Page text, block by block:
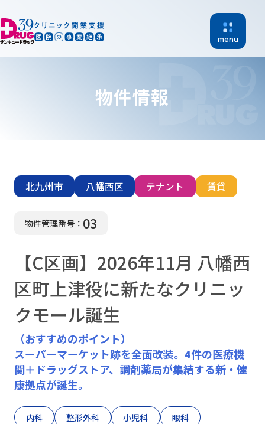
menu
北九州市・下関市
開業支援実績 新着情報
無料相談
お電話でのお問い合わせはこちら
090-1348-9245
物件情報
北九州市 八幡西区 テナント 賃貸
物件管理番号： 03
【C区画】2026年11月 八幡西
区町上津役に新たなクリニッ
クモール誕生
（おすすめのポイント）
スーパーマーケット跡を全面改装。4件の医療機
関＋ドラッグストア、調剤薬局が集結する新・健
康拠点が誕生。
内科 整形外科 小児科
眼科